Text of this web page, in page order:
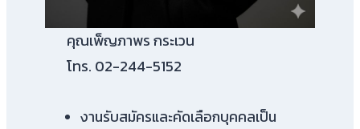
คุณเพ็ญภาพร กระเวน
โทร. 02-244-5152
งานรับสมัครและคัดเลือกบุคคลเป็น